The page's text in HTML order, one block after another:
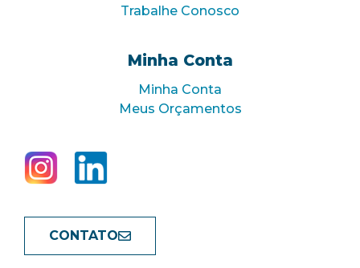
Trabalhe Conosco
Minha Conta
Minha Conta
Meus Orçamentos
CONTATO